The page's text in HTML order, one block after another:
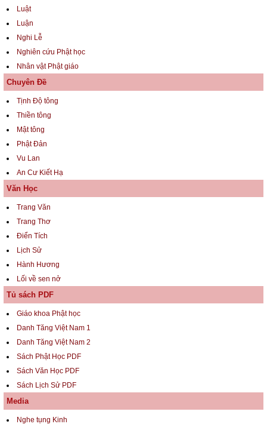
Luật
Luận
Nghi Lễ
Nghiên cứu Phật học
Nhân vật Phật giáo
Chuyên Đề
Tịnh Độ tông
Thiền tông
Mật tông
Phật Đản
Vu Lan
An Cư Kiết Hạ
Văn Học
Trang Văn
Trang Thơ
Điển Tích
Lịch Sử
Hành Hương
Lối về sen nở
Tủ sách PDF
Giáo khoa Phật học
Danh Tăng Việt Nam 1
Danh Tăng Việt Nam 2
Sách Phật Học PDF
Sách Văn Học PDF
Sách Lịch Sử PDF
Media
Nghe tụng Kinh